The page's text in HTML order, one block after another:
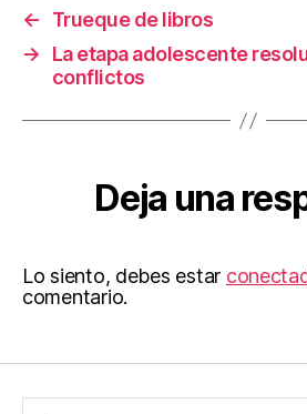
←
Trueque de libros
→
La etapa adolescente
conflictos
Deja una
Lo siento, debes estar
comentario.